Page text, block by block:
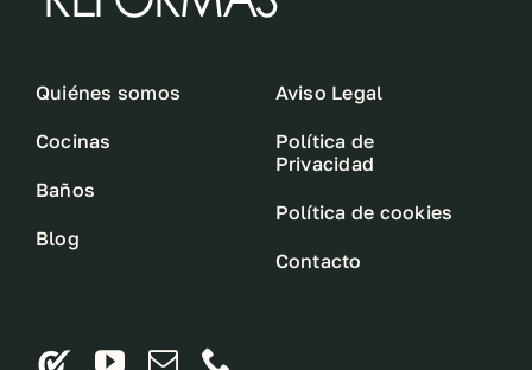
Quiénes somos
Cocinas
Baños
Blog
Aviso Legal
Política de
Privacidad
Política de cookies
Contacto